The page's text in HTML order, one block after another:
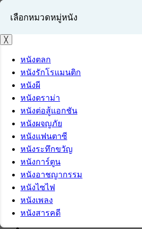
เข้าสู่ระบบ
สมัครสมาชิก
เลือกหมวดหมู่หนัง
╳
หนังตลก
หนังรักโรแมนติก
หนังผี
หนังดราม่า
หนังต่อสู้แอกชัน
หนังผจญภัย
หนังแฟนตาซี
หนังระทึกขวัญ
หนังการ์ตูน
หนังอาชญากรรม
หนังไซไฟ
หนังเพลง
หนังสารคดี